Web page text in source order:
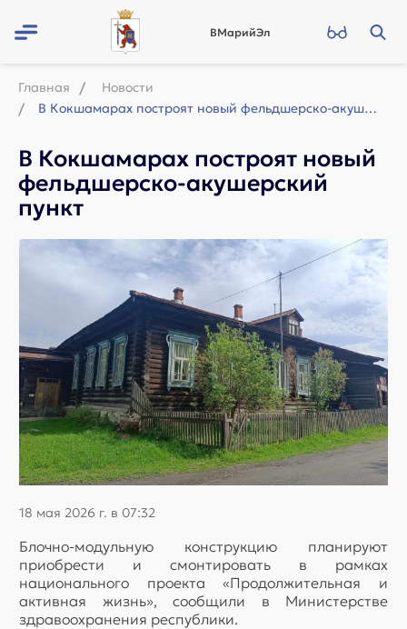
ВМарийЭл
Главная
Новости
В Кокшамарах построят новый фельдшерско-акушерский пункт
В Кокшамарах построят новый
фельдшерско-акушерский
пункт
18 мая 2026 г. в 07:32
Блочно-модульную конструкцию планируют
приобрести и смонтировать в рамках
национального проекта «Продолжительная и
активная жизнь», сообщили в Министерстве
здравоохранения республики.